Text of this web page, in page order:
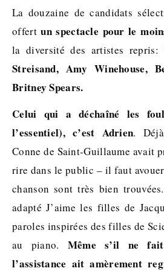
La douzaine de candidats
offertun spectacle pour le
la diversité des artistes repris:
Streisand, Amy Winehouse,
Britney Spears.
Celui qui a déchaîné les
l’essentiel), c’est Adrien.
Conne de Saint-Guillaume avait
rire dans le public – il faut
chanson sont très bien
adapté J’aime les filles de
paroles inspirées des filles de
au piano. Même s’il ne
l’assistance ait amèrement